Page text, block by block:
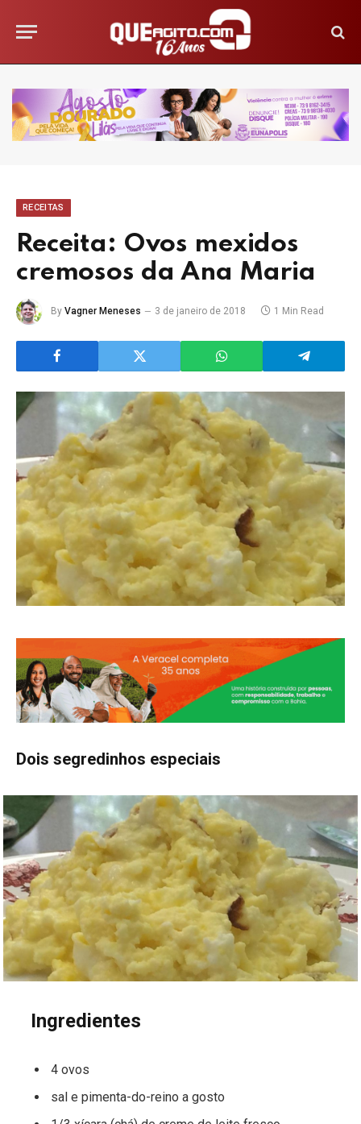
RECEITAS
Receita: Ovos mexidos
cremosos da Ana Maria
By Vagner Meneses 3 de janeiro de 2018 1 Min Read
Dois segredinhos especiais
Ingredientes
4 ovos
sal e pimenta-do-reino a gosto